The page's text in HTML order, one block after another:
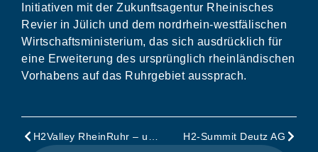
Initiativen mit der Zukunftsagentur Rheinisches
Revier in Jülich und dem nordrhein-westfälischen
Wirtschaftsministerium, das sich ausdrücklich für
eine Erweiterung des ursprünglich rheinländischen
Vorhabens auf das Ruhrgebiet aussprach.
H2-Summit Deutz AG